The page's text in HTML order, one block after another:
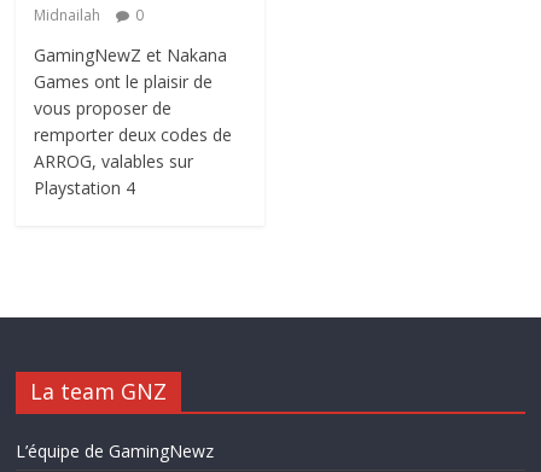
Midnailah
0
GamingNewZ et Nakana
Games ont le plaisir de
vous proposer de
remporter deux codes de
ARROG, valables sur
Playstation 4
La team GNZ
L’équipe de GamingNewz